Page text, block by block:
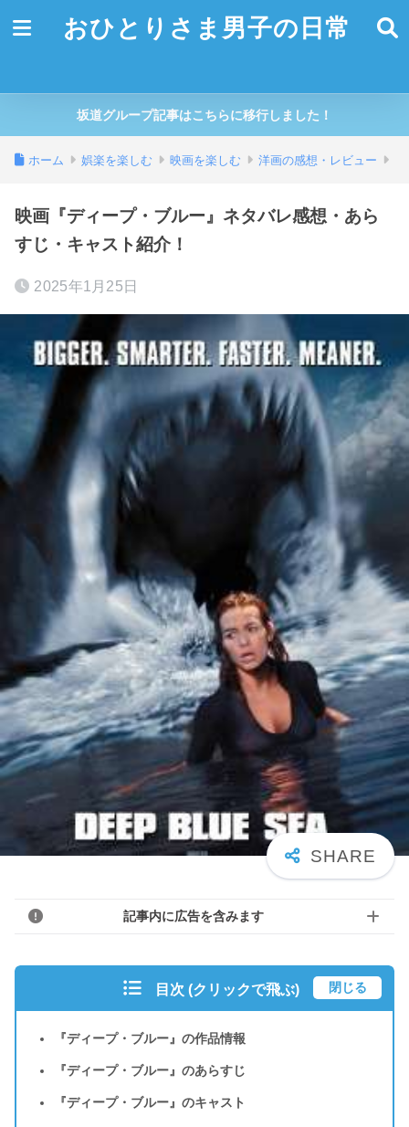
おひとりさま男子の日常
坂道グループ記事はこちらに移行しました！
ホーム 娯楽を楽しむ 映画を楽しむ 洋画の感想・レビュー
映画『ディープ・ブルー』ネタバレ感想・あら
すじ・キャスト紹介！
2025年1月25日
記事内に広告を含みます
目次 (クリックで飛ぶ) 閉じる
『ディープ・ブルー』の作品情報
『ディープ・ブルー』のあらすじ
『ディープ・ブルー』のキャスト